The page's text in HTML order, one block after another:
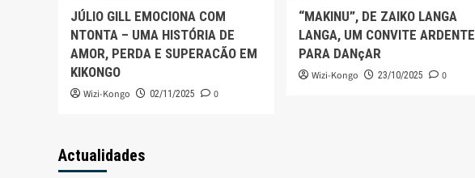
JÚLIO GILL EMOCIONA COM
NTONTA – UMA HISTÓRIA DE
AMOR, PERDA E SUPERACÃO EM
KIKONGO
Wizi-Kongo 02/11/2025 0
“MAKINU”, DE ZAIKO LANGA
LANGA, UM CONVITE ARDENTE
PARA DANçAR
Wizi-Kongo 23/10/2025 0
Actualidades